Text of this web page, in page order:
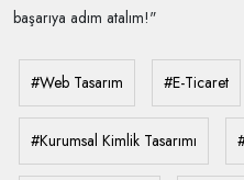
başarıya adım atalım!"
#Web Tasarım #E-Ticaret
#Kurumsal Kimlik Tasarımı